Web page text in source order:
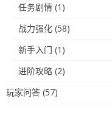
任务剧情 (1)
战力强化 (58)
新手入门 (1)
进阶攻略 (2)
玩家问答 (57)